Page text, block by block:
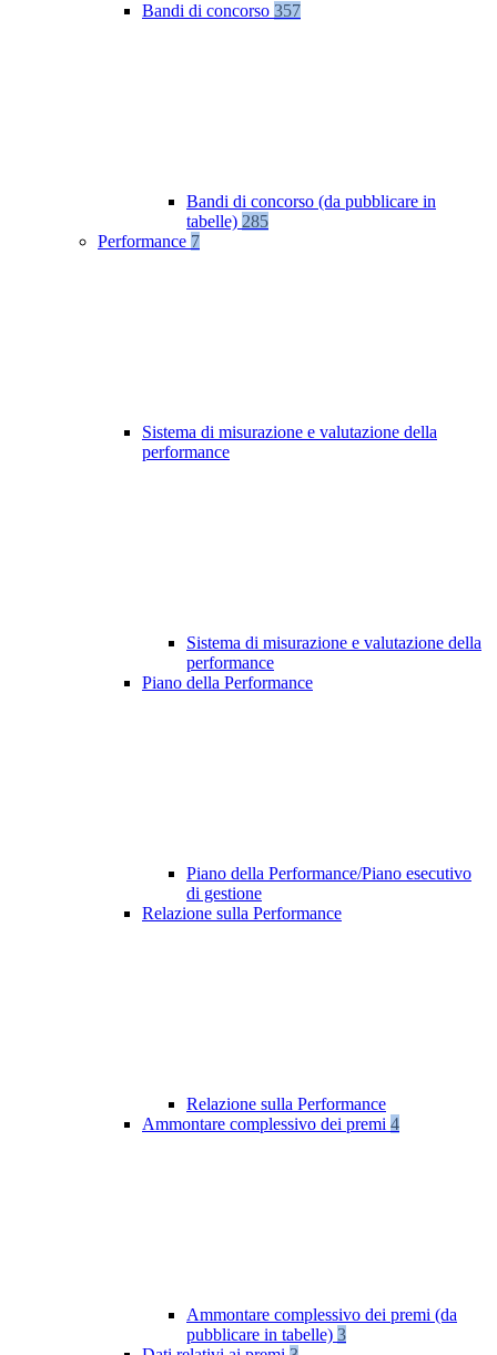
Bandi di concorso 357
Bandi di concorso (da pubblicare in
tabelle) 285
Performance 7
Sistema di misurazione e valutazione della
performance
Sistema di misurazione e valutazione della
performance
Piano della Performance
Piano della Performance/Piano esecutivo
di gestione
Relazione sulla Performance
Relazione sulla Performance
Ammontare complessivo dei premi 4
Ammontare complessivo dei premi (da
pubblicare in tabelle) 3